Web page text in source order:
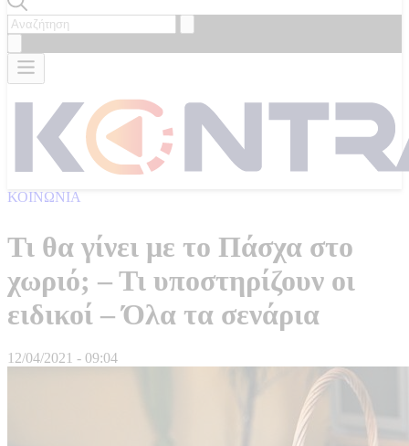
ΚΟΙΝΩΝΙΑ
Τι θα γίνει με το Πάσχα στο
χωριό; – Τι υποστηρίζουν οι
ειδικοί – Όλα τα σενάρια
12/04/2021 - 09:04